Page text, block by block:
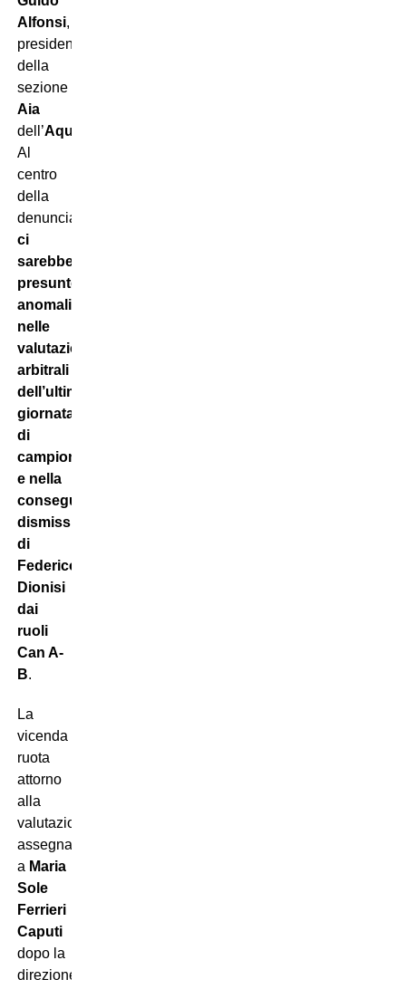
Alfonsi,
presidente
della
sezione
Aia
dell’Aquila
Al
centro
della
denuncia
ci
sarebbero
presunte
anomalie
nelle
valutazioni
arbitrali
dell’ultima
giornata
di
campionato
e nella
conseguente
dismissione
di
Federico
Dionisi
dai
ruoli
Can A-
B.
La
vicenda
ruota
attorno
alla
valutazione
assegnata
a Maria
Sole
Ferrieri
Caputi
dopo la
direzione